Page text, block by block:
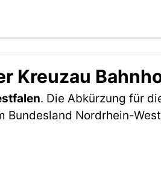
Kreuzau
. Die Abkürzung für
Bundesland Nordrhein-